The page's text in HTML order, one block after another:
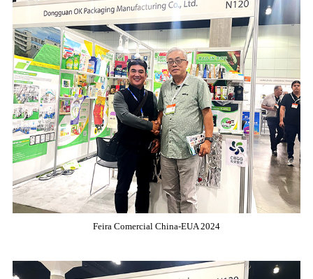
Feira Comercial China-EUA 2024